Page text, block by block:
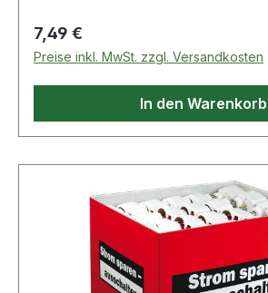
Regulärer Preis:
7,49 €
Preise inkl. MwSt. zzgl. Versandkosten
In den Warenkorb